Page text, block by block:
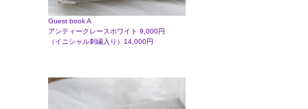
Guest book A
アンティークレースホワイト 9,000円
（イニシャル刺繍入り）14,000円